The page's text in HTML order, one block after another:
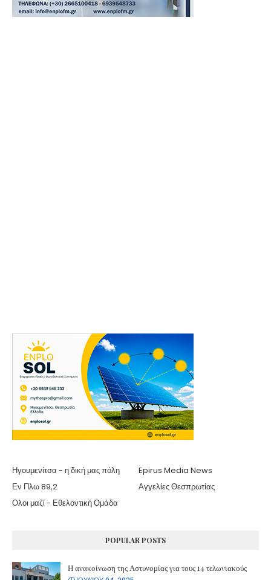
Ηγουμενίτσα - η δική μας πόλη
Epirus Media News
Εν Πλω 89,2
Αγγελίες Θεσπρωτίας
Ολοι μαζί - Εθελοντική Ομάδα
POPULAR POSTS
Η ανακοίνωση της Αστυνομίας για τους 14 τελωνιακούς